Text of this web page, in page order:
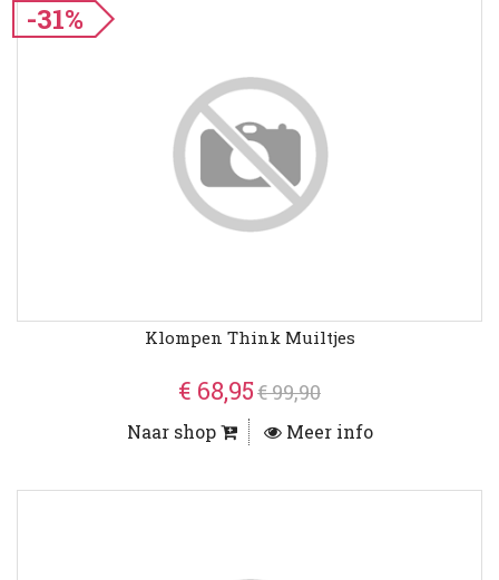
-31%
Klompen Think Muiltjes
€ 68,95€ 99,90
Naar shop Meer info